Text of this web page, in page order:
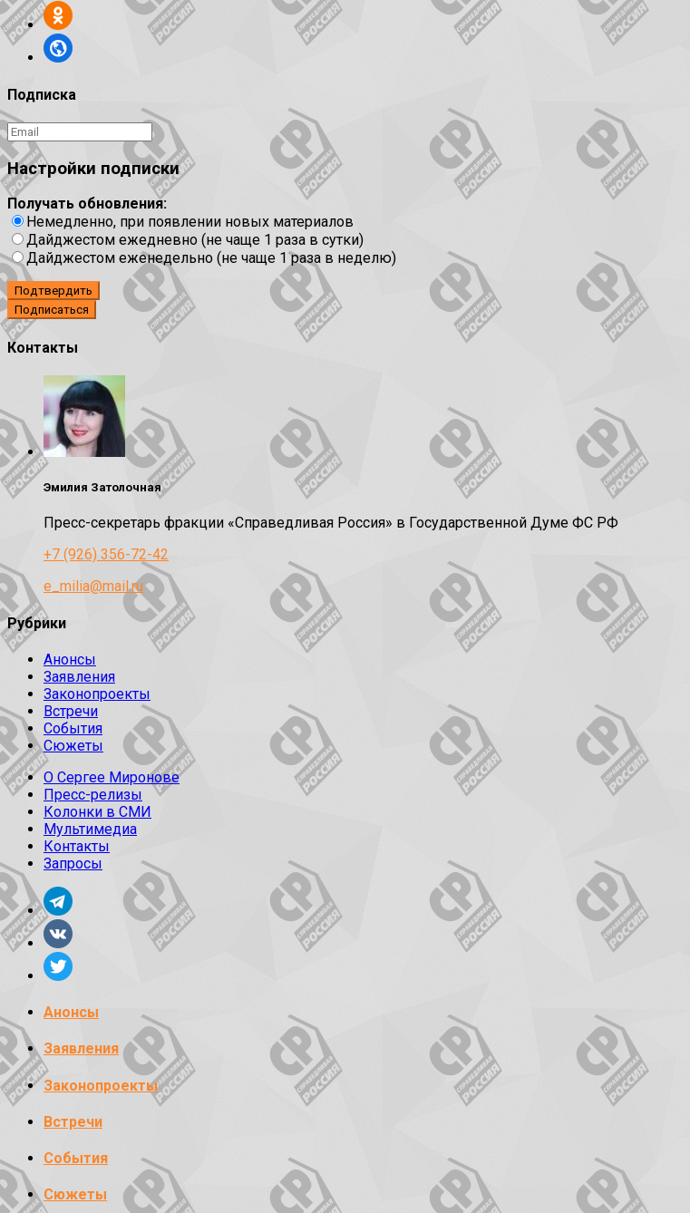
Подписка
Настройки подписки
Получать обновления:
Немедленно, при появлении новых материалов
Дайджестом ежедневно (не чаще 1 раза в сутки)
Дайджестом еженедельно (не чаще 1 раза в неделю)
Подтвердить
Контакты
Эмилия Затолочная
Пресс-секретарь фракции «Справедливая Россия» в Государственной Думе ФС РФ
+7 (926) 356-72-42
e_milia@mail.ru
Рубрики
Анонсы
Заявления
Законопроекты
Встречи
События
Сюжеты
О Сергее Миронове
Пресс-релизы
Колонки в СМИ
Мультимедиа
Контакты
Запросы
Анонсы
Заявления
Законопроекты
Встречи
События
Сюжеты